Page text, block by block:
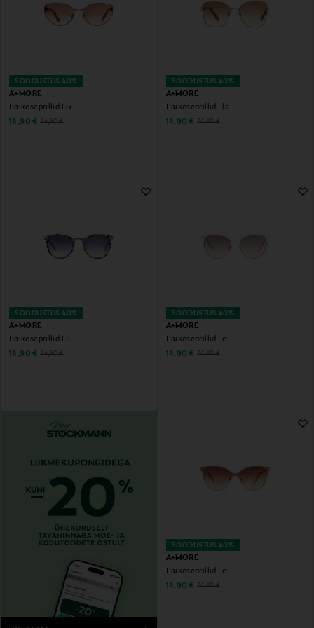
SOODUSTUS 40%
A+MORE
Päikeseprillid Fix
Discounted Price
14,90 € Original Price
24,90 €
SOODUSTUS 40%
A+MORE
Päikeseprillid Fla
Discounted Price
14,90 € Original Price
24,90 €
SOODUSTUS 40%
A+MORE
Päikeseprillid Fil
Discounted Price
14,90 € Original Price
24,90 €
SOODUSTUS 40%
A+MORE
Päikeseprillid Fol
Discounted Price
14,90 € Original Price
24,90 €
SOODUSTUS 40%
A+MORE
Päikeseprillid Fol
Discounted Price
14,90 € Original Price
24,90 €